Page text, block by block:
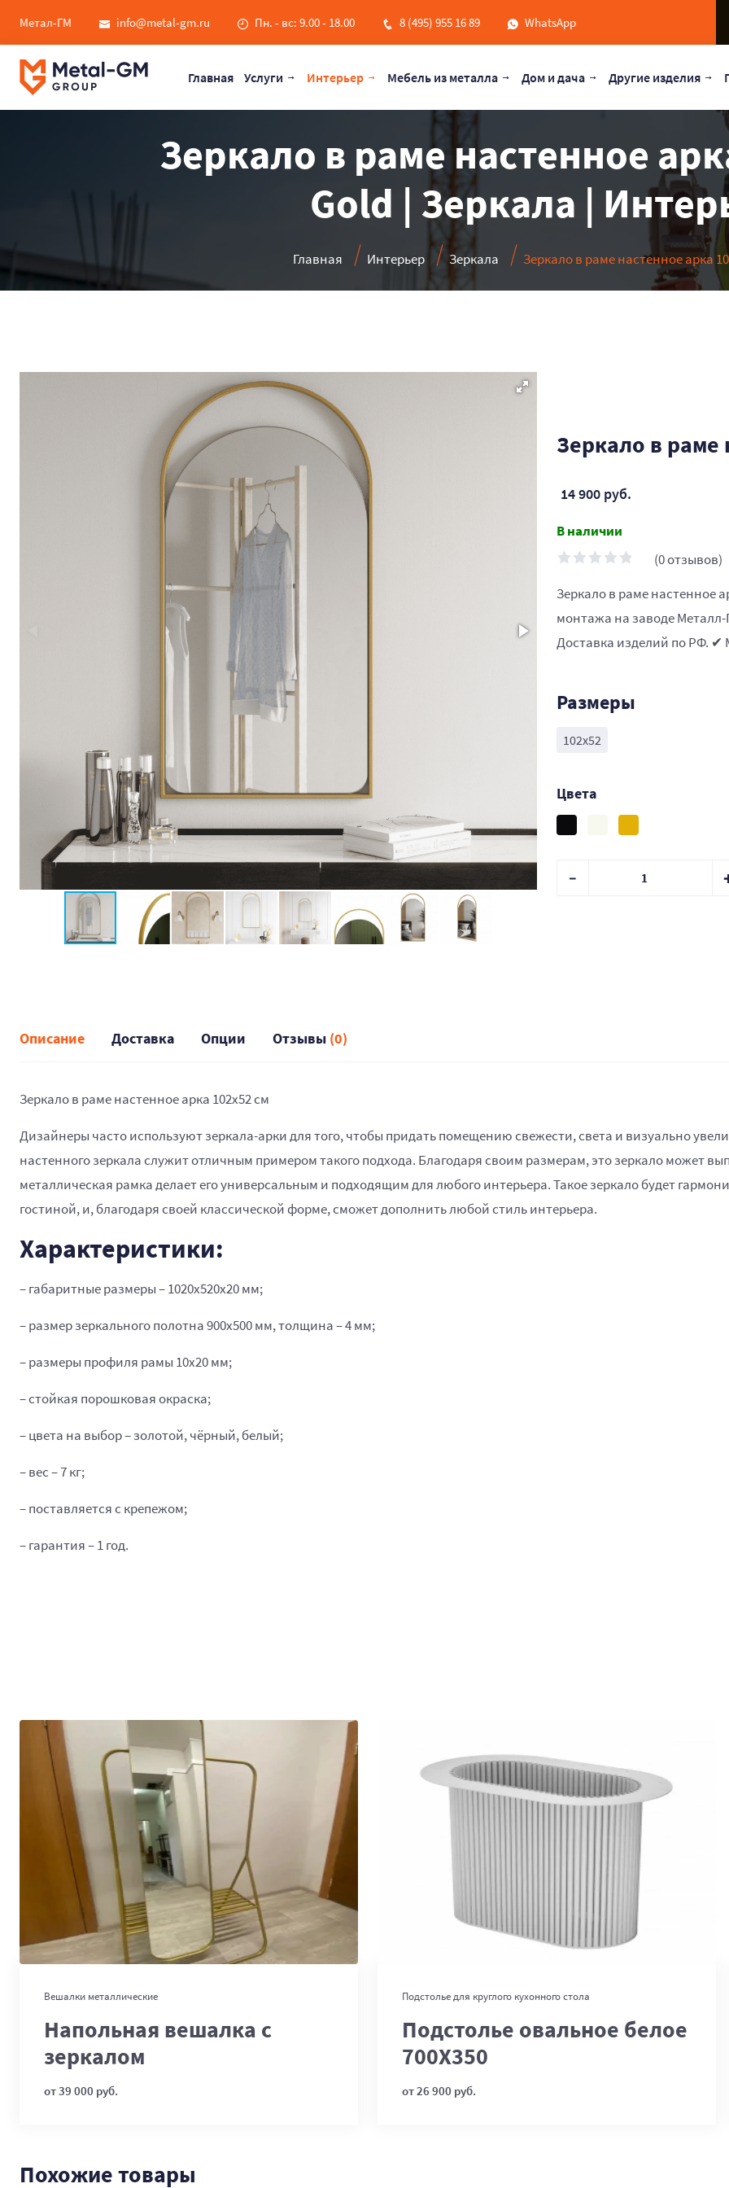
Метал-ГМ info@metal-gm.ru Пн. - вс: 9.00 - 18.00 8 (495) 955 16 89 WhatsApp
Главная Услуги Интерьер Мебель из металла Дом и дача Другие изделия
Зеркало в раме настенное
Gold | Зеркала |
Главная Интерьер Зеркала Зеркало в раме настенное арка
Зеркало в раме
14 900 руб.
В наличии
(0 отзывов)
Зеркало в раме настенное
монтажа на заводе
Доставка изделий по РФ. ✔
Размеры
102х52
Цвета
Описание Доставка Опции Отзывы (0)
Зеркало в раме настенное арка 102х52 см
Дизайнеры часто используют зеркала-арки для того, чтобы придать помещению свежести, света и визуально
настенного зеркала служит отличным примером такого подхода. Благодаря своим размерам, это зеркало может
металлическая рамка делает его универсальным и подходящим для любого интерьера. Такое зеркало будет
гостиной, и, благодаря своей классической форме, сможет дополнить любой стиль интерьера.
Характеристики:
– габаритные размеры – 1020х520х20 мм;
– размер зеркального полотна 900х500 мм, толщина – 4 мм;
– размеры профиля рамы 10х20 мм;
– стойкая порошковая окраска;
– цвета на выбор – золотой, чёрный, белый;
– вес – 7 кг;
– поставляется с крепежом;
– гарантия – 1 год.
Вешалки металлические
Напольная вешалка с
зеркалом
от 39 000 руб.
В корзину
Подстолье для круглого кухонного стола
Подстолье овальное белое
700Х350
от 26 900 руб.
Похожие товары